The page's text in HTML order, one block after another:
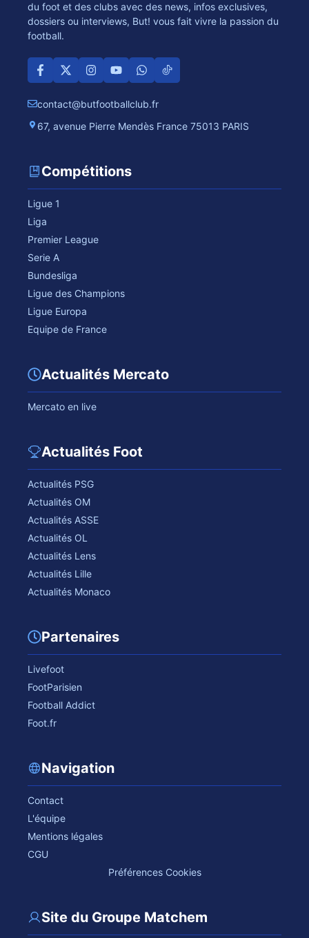
du foot et des clubs avec des news, infos exclusives,
dossiers ou interviews, But! vous fait vivre la passion du
football.
contact@butfootballclub.fr
67, avenue Pierre Mendès France 75013 PARIS
Compétitions
Ligue 1
Liga
Premier League
Serie A
Bundesliga
Ligue des Champions
Ligue Europa
Equipe de France
Actualités Mercato
Mercato en live
Actualités Foot
Actualités PSG
Actualités OM
Actualités ASSE
Actualités OL
Actualités Lens
Actualités Lille
Actualités Monaco
Partenaires
Livefoot
FootParisien
Football Addict
Foot.fr
Navigation
Contact
L'équipe
Mentions légales
CGU
Préférences Cookies
Site du Groupe Matchem